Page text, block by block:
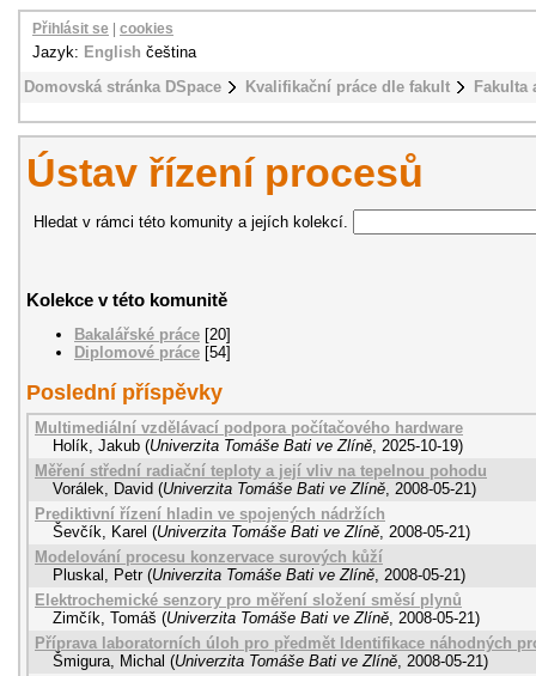
Domovská stránka DSpace Kvalifikační práce dle fakult Fakulta
Přihlásit se cookies
Jazyk: English čeština
Ústav řízení procesů
Hledat v rámci této komunity a jejích kolekcí.
Kolekce v této komunitě
Bakalářské práce [20]
Diplomové práce [54]
Poslední příspěvky
Multimediální vzdělávací podpora počítačového hardware
Holík, Jakub (Univerzita Tomáše Bati ve Zlíně, 2025-10-19)
Měření střední radiační teploty a její vliv na tepelnou pohodu
Vorálek, David (Univerzita Tomáše Bati ve Zlíně, 2008-05-21)
Prediktivní řízení hladin ve spojených nádržích
Ševčík, Karel (Univerzita Tomáše Bati ve Zlíně, 2008-05-21)
Modelování procesu konzervace surových kůží
Pluskal, Petr (Univerzita Tomáše Bati ve Zlíně, 2008-05-21)
Elektrochemické senzory pro měření složení směsí plynů
Zimčík, Tomáš (Univerzita Tomáše Bati ve Zlíně, 2008-05-21)
Příprava laboratorních úloh pro předmět Identifikace náhodných
Šmigura, Michal (Univerzita Tomáše Bati ve Zlíně, 2008-05-21)